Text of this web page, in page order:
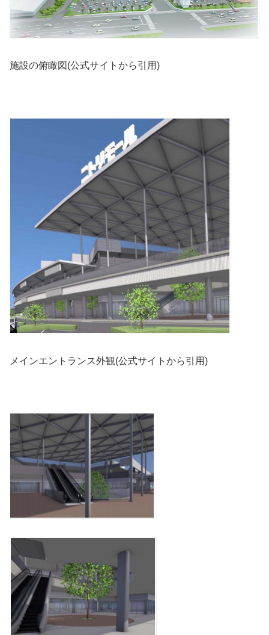
施設の俯瞰図(公式サイトから引用)
メインエントランス外観(公式サイトから引用)